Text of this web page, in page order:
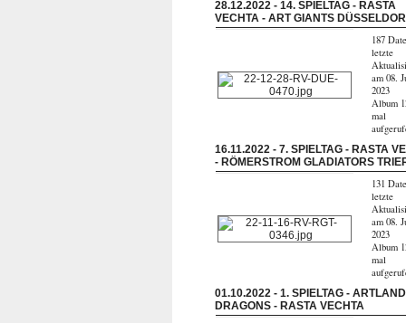
28.12.2022 - 14. SPIELTAG - RASTA
VECHTA - ART GIANTS
187
letzte
am 08.
2023
Album
mal
16.11.2022 - 7. SPIELTAG - RASTA
- RÖMERSTROM GLADIATORS
131
letzte
am 08.
2023
Album
mal
01.10.2022 - 1. SPIELTAG - ARTLAND
DRAGONS - RASTA VECHTA